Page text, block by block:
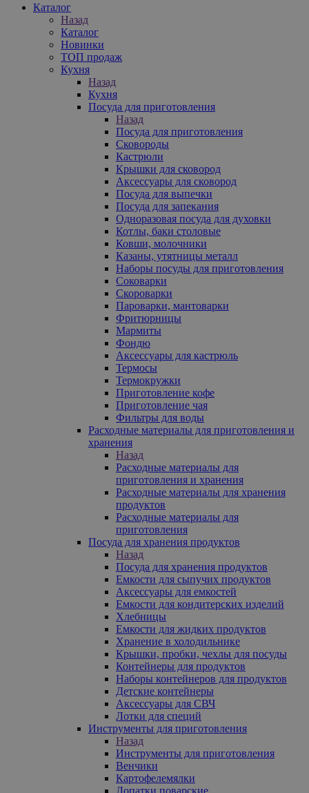
Каталог
Назад
Каталог
Новинки
ТОП продаж
Кухня
Назад
Кухня
Посуда для приготовления
Назад
Посуда для приготовления
Сковороды
Кастрюли
Крышки для сковород
Аксессуары для сковород
Посуда для выпечки
Посуда для запекания
Одноразовая посуда для духовки
Котлы, баки столовые
Ковши, молочники
Казаны, утятницы металл
Наборы посуды для приготовления
Соковарки
Скороварки
Пароварки, мантоварки
Фритюрницы
Мармиты
Фондю
Аксессуары для кастрюль
Термосы
Термокружки
Приготовление кофе
Приготовление чая
Фильтры для воды
Расходные материалы для приготовления и
хранения
Назад
Расходные материалы для
приготовления и хранения
Расходные материалы для хранения
продуктов
Расходные материалы для
приготовления
Посуда для хранения продуктов
Назад
Посуда для хранения продуктов
Емкости для сыпучих продуктов
Аксессуары для емкостей
Емкости для кондитерских изделий
Хлебницы
Емкости для жидких продуктов
Хранение в холодильнике
Крышки, пробки, чехлы для посуды
Контейнеры для продуктов
Наборы контейнеров для продуктов
Детские контейнеры
Аксессуары для СВЧ
Лотки для специй
Инструменты для приготовления
Назад
Инструменты для приготовления
Венчики
Картофелемялки
Лопатки поварские